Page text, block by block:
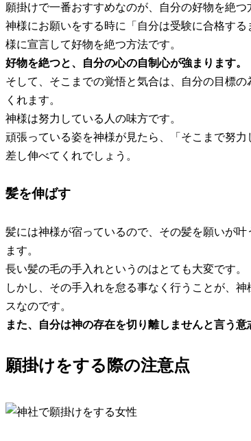
願掛けで一番おすすめなのが、
自分の好物を絶つ
神様にお願いをする時に「自分は受験に合格す
様に宣言して好物を絶つ方法です。
好物を絶つと、自分の心の自制心が強まります。
そして、そこまでの覚悟と気合は、自分の目標
くれます。
神様は努力している人の味方です。
頑張っている姿を神様が見たら、「そこまで努
差し伸べてくれでしょう。
髪を伸ばす
髪には神様が宿っているので、 その髪を願いが叶
ます。
長い髪の毛の手入れというのはとても大変です。
しかし、その手入れを怠る事なく行うことが、
スなのです。
また、自分は神の存在を切り離しませんと言う意
願掛けをする際の注意点